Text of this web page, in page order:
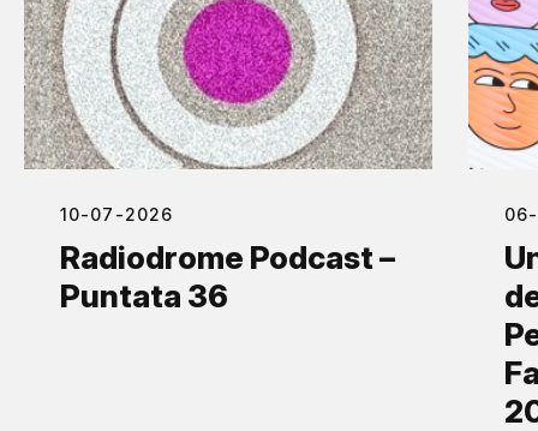
10-07-2026
Radiodrome Podcast –
Puntata 36